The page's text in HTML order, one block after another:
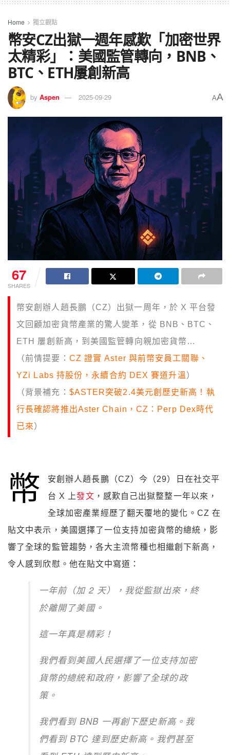
Home 獨立觀點
幣安CZ出獄一週年感歎「加密世界
太精彩」：美國監管轉向，BNB、
BTC、ETH屢創新高
by Aspen 2025-09-29 AA
67
SHARES
幣安創辦人趙長鵬（CZ）出獄一周年，於 X 平台發
文回顧加密貨幣產業的驚人變革，從 BNB、BTC、
ETH 屢創新高，到美國監管轉向親加密貨幣…
（前情提要： CZ 證實 Aster 與前幣安員工關聯、
YZi Labs 持股份，永續合約 DEX 賽道升溫）
（背景補充： $ASTER突破2.4美元創歷史新高！執
行長確認將推出Aster Chain，CZ：Perp Dex時代
已來）
幣
安創辦人趙長鵬（CZ）今（29）日在社交平
台 X 上發文 ，感歎自己出獄整整一年以來，
全球加密產業經歷了翻天覆地的變化。CZ 在
貼文中表示，美國選擇了一位支持加密貨幣的總統，影
響了全球的監管趨勢，各大主流幣種也相繼創下新高，
令人感到欣慰。他在貼文中寫道：
一年前（加 2 天），我從監獄出來，終
於離開了美國。
這一年真是精彩！
我們看到美國人民選擇了一位支持加密
貨幣的總統和政府，影響了全球的政
策。
我們看到 BNB 一再創下歷史新高。我
們看到 BTC 達到歷史新高。我們甚至